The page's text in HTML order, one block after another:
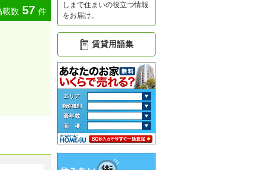
載数 57 件
しまで住まいの役立つ情報
をお届け。
賃貸用語集